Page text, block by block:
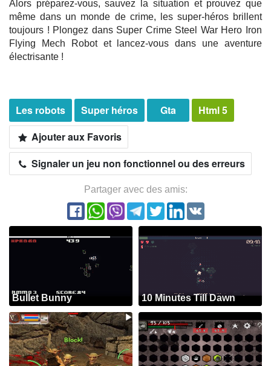
Alors préparez-vous, sauvez la situation et prouvez que
même dans un monde de crime, les super-héros brillent
toujours ! Plongez dans Super Crime Steel War Hero Iron
Flying Mech Robot et lancez-vous dans une aventure
électrisante !
Les robots Super héros Gta
Html 5
Ajouter aux Favoris
Signaler un jeu non fonctionnel ou des erreurs
Partager avec des amis:
Bullet Bunny 10 Minutes Till Dawn